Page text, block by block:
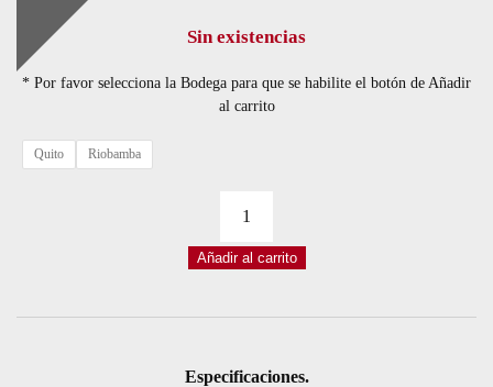
Sin existencias
* Por favor selecciona la Bodega para que se habilite el botón de Añadir
al carrito
Quito Riobamba
CBB
Añadir al carrito
Especificaciones.